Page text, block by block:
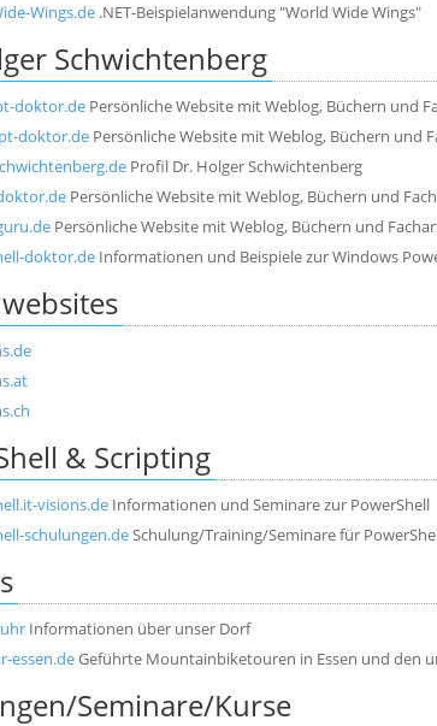
Wings.de.NET-Beispielanwendung "World Wide Wings"
Schwichtenberg
doktor.dePersönliche Website mit Weblog, Büchern und
doktor.dePersönliche Website mit Weblog, Büchern und
Profil Dr. Holger Schwichtenberg
Persönliche Website mit Weblog, Büchern und
Persönliche Website mit Weblog, Büchern und
doktor.deInformationen und Beispiele zur Windows
& Scripting
visions.deInformationen und Seminare zur PowerShell
schulungen.deSchulung/Training/Seminare für
Informationen über unser Dorf
essen.deGeführte Mountainbiketouren in Essen und den
Seminare/Kurse